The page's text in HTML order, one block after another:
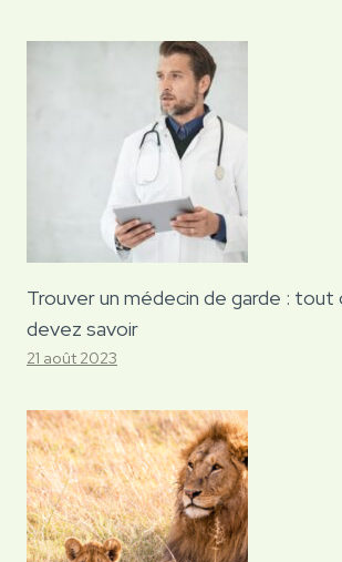
Trouver un médecin de garde : tout
devez savoir
21 août 2023